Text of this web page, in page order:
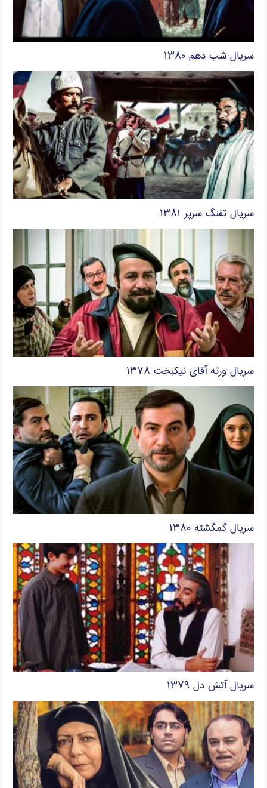
سریال شب دهم ۱۳۸۰
سریال تفنگ سرپر ۱۳۸۱
سریال ورثه آقای نیکبخت ۱۳۷۸
سریال گمگشته ۱۳۸۰
سریال آتش دل ۱۳۷۹